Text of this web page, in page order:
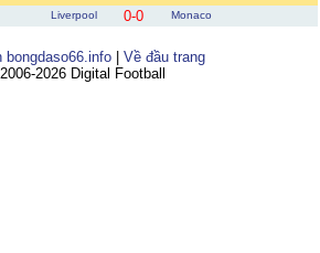
Liverpool 0-0 Monaco
bongdaso66.info
Về đầu trang
2026 Digital Football